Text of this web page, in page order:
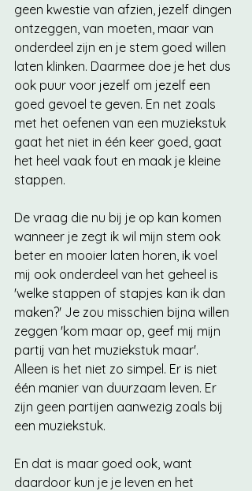
geen kwestie van afzien, jezelf dingen
ontzeggen, van moeten, maar van
onderdeel zijn en je stem goed willen
laten klinken. Daarmee doe je het dus
ook puur voor jezelf om jezelf een
goed gevoel te geven. En net zoals
met het oefenen van een muziekstuk
gaat het niet in één keer goed, gaat
het heel vaak fout en maak je kleine
stappen.
De vraag die nu bij je op kan komen
wanneer je zegt ik wil mijn stem ook
beter en mooier laten horen, ik voel
mij ook onderdeel van het geheel is
'welke stappen of stapjes kan ik dan
maken?' Je zou misschien bijna willen
zeggen 'kom maar op, geef mij mijn
partij van het muziekstuk maar'.
Alleen is het niet zo simpel. Er is niet
één manier van duurzaam leven. Er
zijn geen partijen aanwezig zoals bij
een muziekstuk.
En dat is maar goed ook, want
daardoor kun je je leven en het